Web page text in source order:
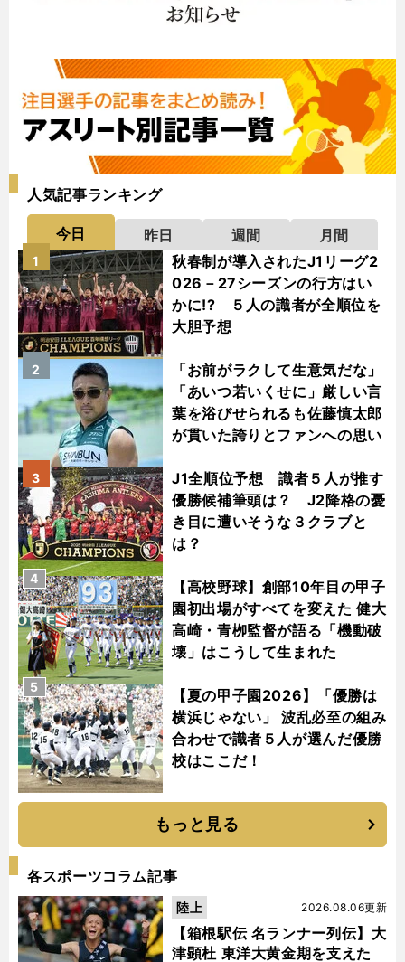
人気記事ランキング
今日 昨日 週間
月間
秋春制が導入されたJ1リーグ2
026－27シーズンの行方はい
かに!? ５人の識者が全順位を
大胆予想
1
「お前がラクして生意気だな」
「あいつ若いくせに」厳しい言
葉を浴びせられるも佐藤慎太郎
が貫いた誇りとファンへの思い
2
J1全順位予想 識者５人が推す
優勝候補筆頭は？ J2降格の憂
き目に遭いそうな３クラブと
は？
3
【高校野球】創部10年目の甲子
園初出場がすべてを変えた 健大
高崎・青栁監督が語る「機動破
壊」はこうして生まれた
4
【夏の甲子園2026】「優勝は
横浜じゃない」 波乱必至の組み
合わせで識者５人が選んだ優勝
校はここだ！
5
もっと見る
各スポーツコラム記事
【箱根駅伝 名ランナー列伝】大
津顕杜 東洋大黄金期を支えた
2026.08.06更新
陸上